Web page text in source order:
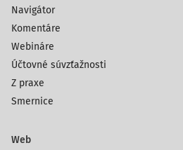
Navigátor
Komentáre
Webináre
Účtovné súvzťažnosti
Z praxe
Smernice
Web